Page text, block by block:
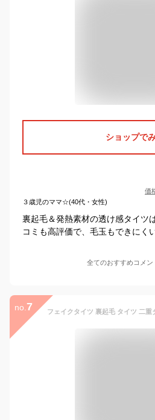
ショップで
価
３歳児のママ☆(40代・女性)
裏起毛＆発熱素材の透け感タイツ
コミも高評価で、毛玉もできにく
全てのおすすめコメン
no. 7